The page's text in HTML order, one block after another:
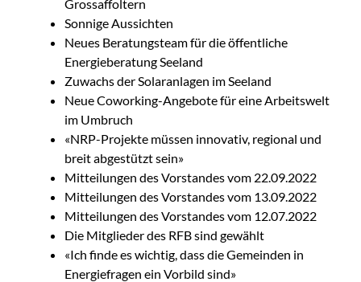
Grossaffoltern
Sonnige Aussichten
Neues Beratungsteam für die öffentliche
Energieberatung Seeland
Zuwachs der Solaranlagen im Seeland
Neue Coworking-Angebote für eine Arbeitswelt
im Umbruch
«NRP-Projekte müssen innovativ, regional und
breit abgestützt sein»
Mitteilungen des Vorstandes vom 22.09.2022
Mitteilungen des Vorstandes vom 13.09.2022
Mitteilungen des Vorstandes vom 12.07.2022
Die Mitglieder des RFB sind gewählt
«Ich finde es wichtig, dass die Gemeinden in
Energiefragen ein Vorbild sind»